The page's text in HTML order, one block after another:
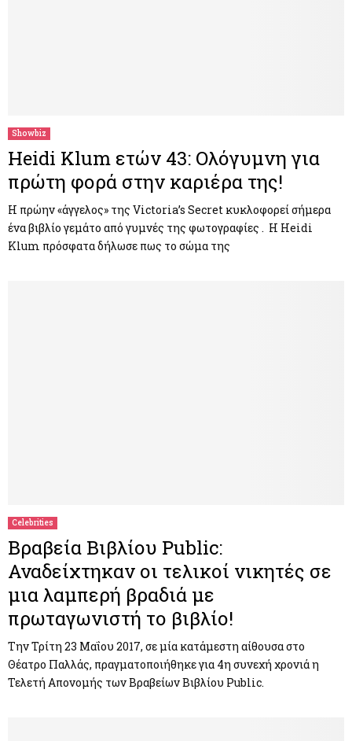
Showbiz
Heidi Klum ετών 43: Ολόγυμνη για
πρώτη φορά στην καριέρα της!
Η πρώην «άγγελος» της Victoria’s Secret κυκλοφορεί σήμερα
ένα βιβλίο γεμάτο από γυμνές της φωτογραφίες . Η Heidi
Klum πρόσφατα δήλωσε πως το σώμα της
Celebrities
Βραβεία Βιβλίου Public:
Αναδείχτηκαν οι τελικοί νικητές σε
μια λαμπερή βραδιά με
πρωταγωνιστή το βιβλίο!
Την Τρίτη 23 Μαΐου 2017, σε μία κατάμεστη αίθουσα στο
Θέατρο Παλλάς, πραγματοποιήθηκε για 4η συνεχή χρονιά η
Τελετή Απονομής των Βραβείων Βιβλίου Public.